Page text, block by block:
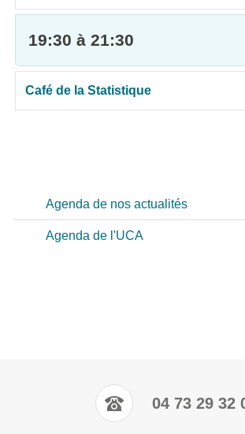
19:30 à 21:30
Café de la Statistique
Agenda de nos actualités
Agenda de l'UCA
04 73 29 32